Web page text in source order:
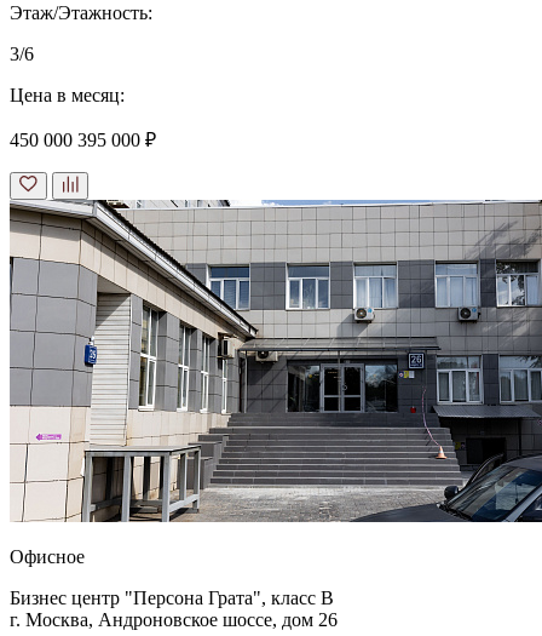
Этаж/Этажность:
3/6
Цена в месяц:
450 000 395 000 ₽
Офисное
Бизнес центр "Персона Грата", класс B
г. Москва, Андроновское шоссе, дом 26